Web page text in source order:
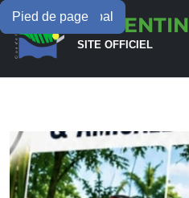
Menu principal
Contenu principal
Pied de pageLAMENTIN
SITE OFFICIEL